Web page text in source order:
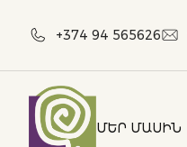
+374 94 565626
ՄԵՐ ՄԱՍԻՆ